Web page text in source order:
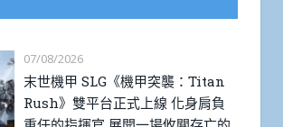
07/08/2026
末世機甲 SLG《機甲突襲：Titan
Rush》雙平台正式上線 化身肩負